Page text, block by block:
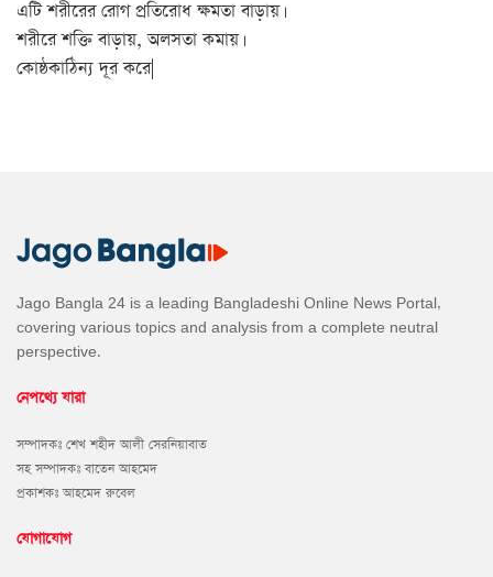
এটি শরীরের রোগ প্রতিরোধ ক্ষমতা বাড়ায়।
শরীরে শক্তি বাড়ায়, অলসতা কমায়।
কোষ্ঠকাঠিন্য দূর করে|
Jago Bangla 24 is a leading Bangladeshi Online News Portal,
covering various topics and analysis from a complete neutral
perspective.
নেপথ্যে যারা
সম্পাদকঃ শেখ শহীদ আলী সেরনিয়াবাত
সহ সম্পাদকঃ বাতেন আহমেদ
প্রকাশকঃ আহমেদ রুবেল
যোগাযোগ